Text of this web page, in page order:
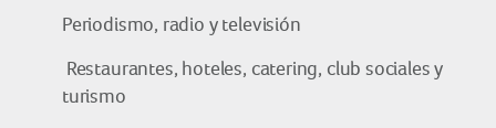
Periodismo, radio y televisión
Restaurantes, hoteles, catering, club sociales y
turismo